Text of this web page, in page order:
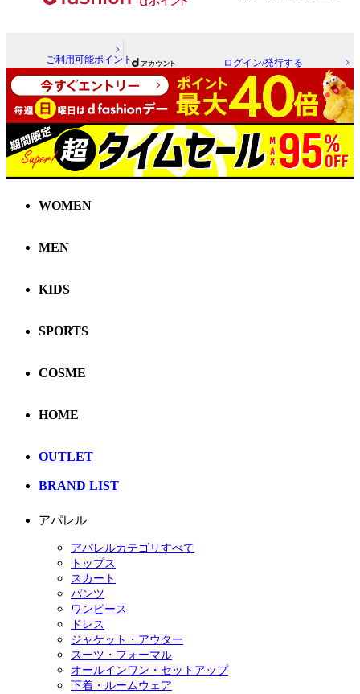
ご利用可能ポイント ログイン/発行する
WOMEN
MEN
KIDS
SPORTS
COSME
HOME
OUTLET
BRAND LIST
アパレル
アパレルカテゴリすべて
トップス
スカート
パンツ
ワンピース
ドレス
ジャケット・アウター
スーツ・フォーマル
オールインワン・セットアップ
下着・ルームウェア